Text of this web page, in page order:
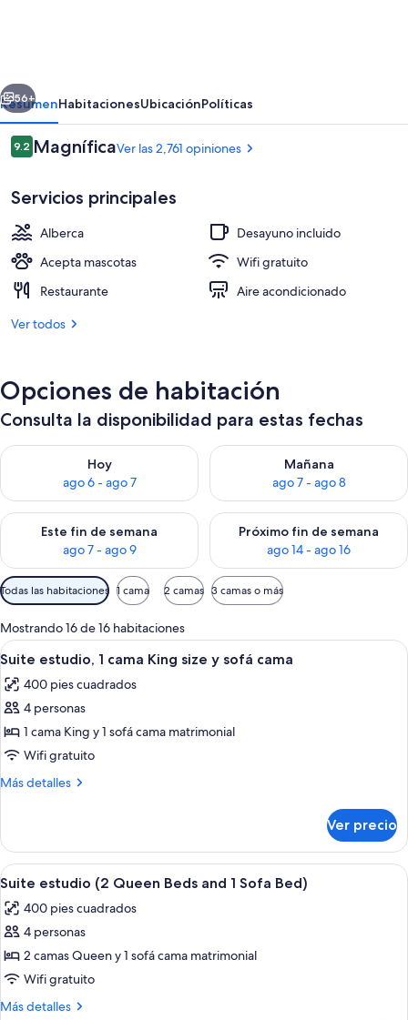
Center
Lobby
Siguiente
56+
ResumenHabitacionesUbicaciónPolíticas
Opiniones
9.29.2 de 10,
MagníficaVer las 2,761 opiniones
Servicios principales
Alberca
Desayuno incluido
Acepta mascotas
Wifi gratuito
Restaurante
Aire acondicionado
Ver todos
Opciones de habitación
Consulta la disponibilidad para estas fechas
Hoy
ago 6 - ago 7
Consulta la disponibilidad para hoy ago 6 - ago 7
Mañana
ago 7 - ago 8
Consulta la disponibilidad
Este fin de semana
ago 7 - ago 9
Consulta la disponibilidad para este fin de semana ago 7 -
Próximo fin de semana
ago 14 - ago 16
Consulta la disponibilidad
Filtros
disponibles
para
las
habitaciones
Todas las habitaciones 1 cama 2 camas 3 camas o más
Mostrando 16 de 16 habitaciones
Abrir
todas
las
fotos
de
Suite
estudio,
King
size
y
sofá
cama
Habitación de hotel con una cama
7
Suite estudio, 1 cama King size y sofá cama
400 pies cuadrados
4 personas
1 cama King y 1 sofá cama matrimonial
Wifi gratuito
Más detalles
Más
estudio,
cama
size
cama
Ver precio
Abrir
todas
las
fotos
de
Suite
estudio
Habitación de hotel con dos camas,
10
Suite estudio (2 Queen Beds and 1 Sofa Bed)
400 pies cuadrados
4 personas
2 camas Queen y 1 sofá cama matrimonial
Wifi gratuito
Más detalles
Más